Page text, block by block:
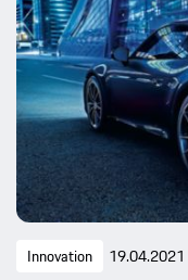
Innovation 19.04.2021